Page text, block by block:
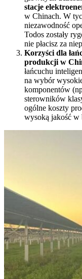
stacje
w Chinach. W
niezawodność
Todos zostały
nie płacisz za
Korzyści dla
produkcji w
łańcuchu
na wybór
komponentów
sterowników
ogólne koszty
wysoką jakość w